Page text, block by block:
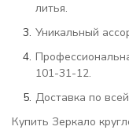
литья.
Уникальный
101-31-12.
Доставка по
Купить Зеркало